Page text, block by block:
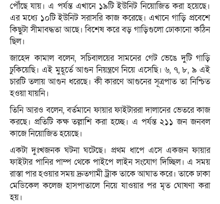
পৌঁছে যায়। এ পর্যন্ত এখানে ১৯টি ইউনিট নিয়োজিত করা হয়েছে।
এর মধ্যে ১০টি ইউনিট সরাসরি কাজ করেছে। এখানে গাড়ি প্রবেশে
কিছুটা সীমাবদ্ধতা আছে। বিশেষ করে বড় গাড়িগুলো ঢোকানো কঠিন
ছিল।
জাহেদ কামাল বলেন, সচিবালয়ের সামনের গেট ভেঙে দুটি গাড়ি
ঢুকিয়েছি। এই মুহূর্তে আগুন নিয়ন্ত্রণে নিয়ে এসেছি। ৬, ৭, ৮, ৯ এই
চারটি তলায় আগুন ধরেছে। কী কারণে আগুনের সূত্রপাত তা নিশ্চিত
হওয়া যায়নি।
তিনি আরও বলেন, বর্তমানে ফায়ার ফাইটাররা দালানের ভেতরে কাজ
করছে। প্রতিটি কক্ষ তল্লাশি করা হচ্ছে। এ পর্যন্ত ২১১ জন জনবল
কাজে নিয়োজিত হয়েছে।
একটা দুঃখজনক ঘটনা ঘটেছে। প্রথম ধাপে এসে একজন ফায়ার
ফাইটার পানির পাম্প থেকে পাইপে লাইন সংযোগ দিচ্ছিল। এ সময়
রাস্তা পার হওয়ার সময় দ্রুতগামী ট্রাক তাকে আঘাত করে। তাকে ঢাকা
মেডিকেল কলেজ হাসপাতালে নিয়ে যাওয়ার পর মৃত ঘোষণা করা
হয়।